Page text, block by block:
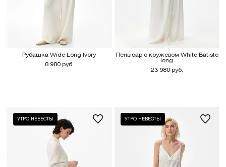
Рубашка Wide Long Ivory
8 980 руб.
Пеньюар с кружевом White Batiste
long
23 980 руб.
УТРО НЕВЕСТЫ УТРО НЕВЕСТЫ